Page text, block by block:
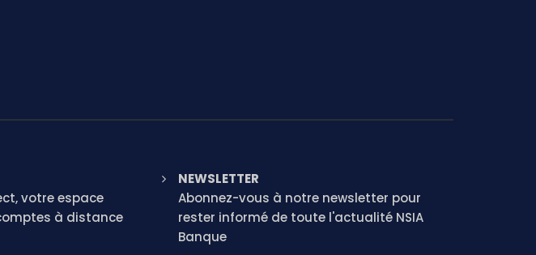
votre espace
à distance
NEWSLETTER
Abonnez-vous à notre newsletter pour
rester informé de toute l'actualité NSIA
Banque